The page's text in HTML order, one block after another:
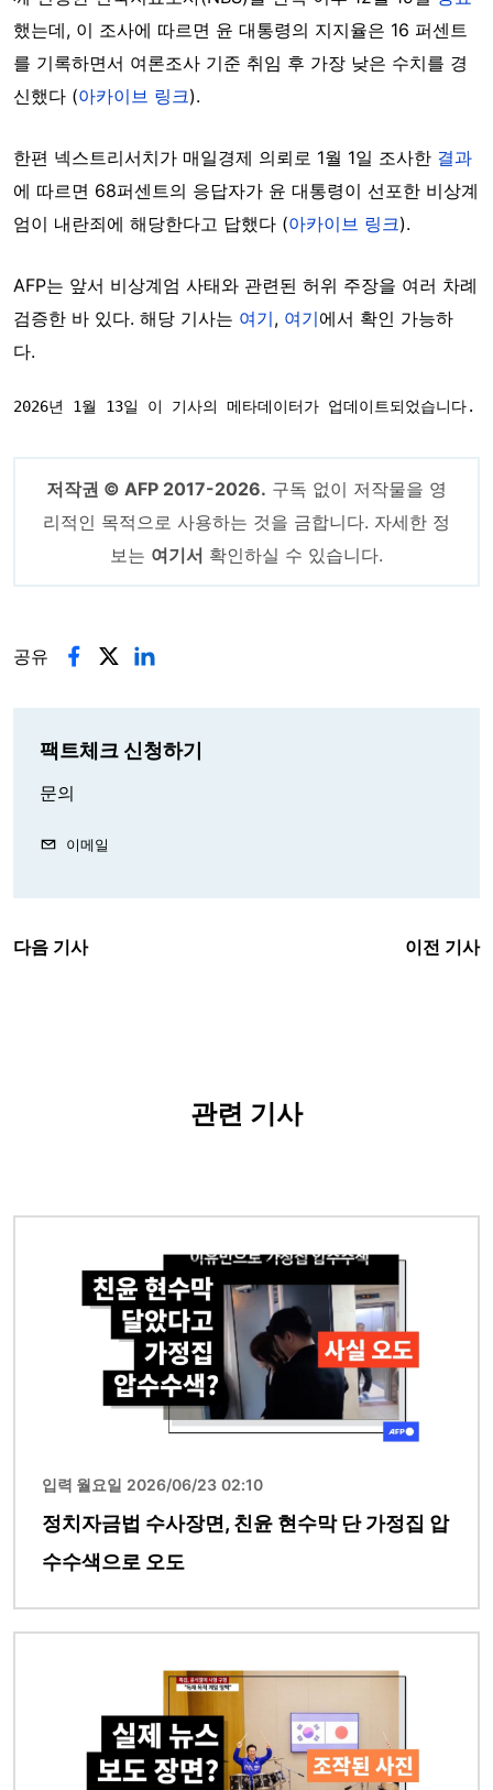
했는데, 이 조사에 따르면 윤 대통령의 지지율은 16 퍼센트
를 기록하면서 여론조사 기준 취임 후 가장 낮은 수치를 경
신했다 (아카이브 링크).
한편 넥스트리서치가 매일경제 의뢰로 1월 1일 조사한 결과
에 따르면 68퍼센트의 응답자가 윤 대통령이 선포한 비상계
엄이 내란죄에 해당한다고 답했다 (아카이브 링크).
AFP는 앞서 비상계엄 사태와 관련된 허위 주장을 여러 차례
검증한 바 있다. 해당 기사는 여기, 여기에서 확인 가능하
다.
2026년 1월 13일 이 기사의 메타데이터가 업데이트되었습니다.
저작권 © AFP 2017-2026. 구독 없이 저작물을 영
리적인 목적으로 사용하는 것을 금합니다. 자세한 정
보는 여기서 확인하실 수 있습니다.
공유
팩트체크 신청하기
문의
이메일
다음 기사 이전 기사
관련 기사
입력 월요일 2026/06/23 02:10
정치자금법 수사장면, 친윤 현수막 단 가정집 압
수수색으로 오도